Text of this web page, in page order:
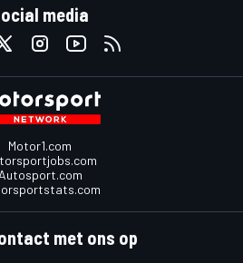
media
Motor1.com
Autosport.com
met ons op